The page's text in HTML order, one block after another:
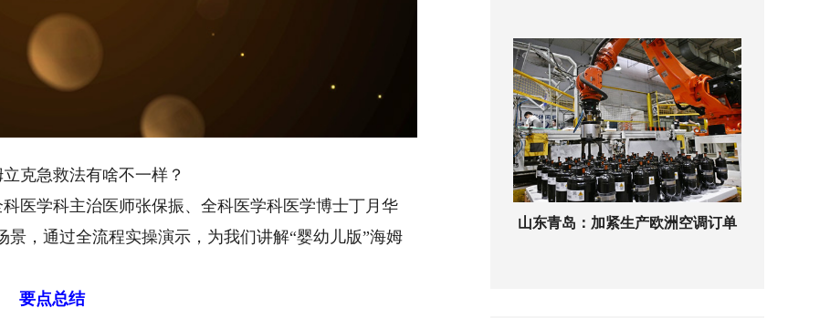
克急救法有啥不一样？
学科主治医师张保振、全科医学科医学博士丁月华
景，通过全流程实操演示，为我们讲解“婴幼儿版”海姆
要点总结
山东青岛：加紧生产欧洲空调订单